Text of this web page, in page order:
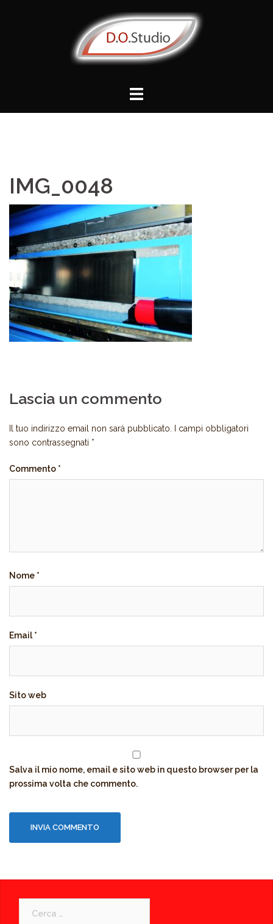
IMG_0048
Lascia un commento
Il tuo indirizzo email non sarà pubblicato.
I campi obbligatori
sono contrassegnati *
Commento *
Nome *
Email*
Sito web
Salva il mio nome, email e sito web in questo browser per la
prossima volta che commento.
per: